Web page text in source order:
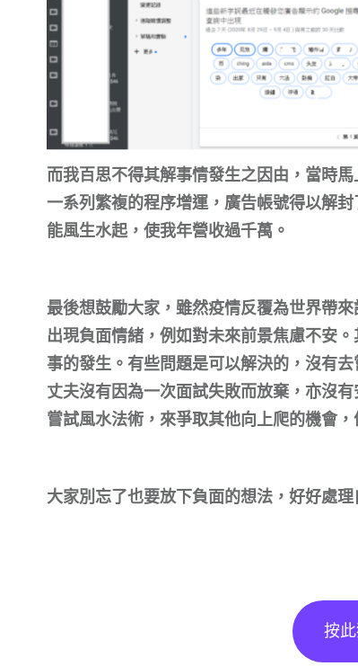
而我百思不得其解事情發生之因由，當時
一系列繁複的程序增運，廣告帳號得以解
能風生水起，使我年營收過千萬。
最後想鼓勵大家，雖然疫情反覆為世界帶
出現負面情緒，例如對未來前景焦慮不安
事的發生。有些問題是可以解決的，沒有
丈夫沒有因為一次面試失敗而放棄，亦沒
嘗試風水法術，來爭取其他向上爬的機會
大家別忘了也要放下負面的想法，好好處
按